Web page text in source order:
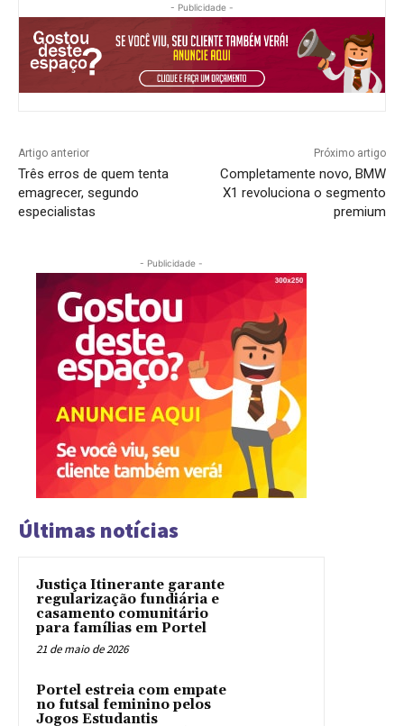
- Publicidade -
Artigo anterior
Três erros de quem tenta
emagrecer, segundo
especialistas
Próximo artigo
Completamente novo, BMW
X1 revoluciona o segmento
premium
- Publicidade -
Últimas notícias
Justiça Itinerante garante
regularização fundiária e
casamento comunitário
para famílias em Portel
21 de maio de 2026
Portel estreia com empate
no futsal feminino pelos
Jogos Estudantis